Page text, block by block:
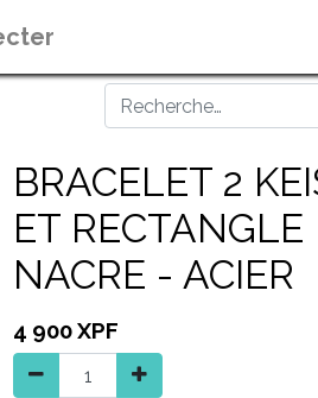
BRACELET 2
ET RECTANGLE
NACRE - ACIER
4 900XPF